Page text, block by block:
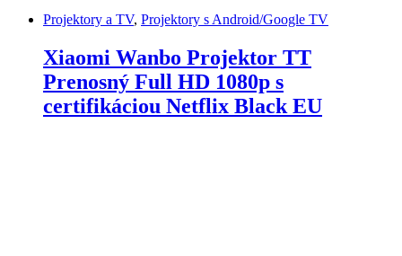
Projektory a TV, Projektory s Android/Google TV
Xiaomi Wanbo Projektor TT
Prenosný Full HD 1080p s
certifikáciou Netflix Black EU